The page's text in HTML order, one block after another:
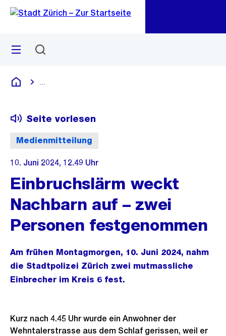
Navigation
Sprunglink
Menü
Deutsch
Medienmitteilung
Seite vorlesen
10. Juni 2024, 12.49 Uhr
Einbruchslärm weckt
Nachbarn auf – zwei
Personen festgenommen
Am frühen Montagmorgen, 10. Juni 2024, nahm
die Stadtpolizei Zürich zwei mutmassliche
Einbrecher im Kreis 6 fest.
Kurz nach 4.45 Uhr wurde ein Anwohner der
Wehntalerstrasse aus dem Schlaf gerissen, weil er